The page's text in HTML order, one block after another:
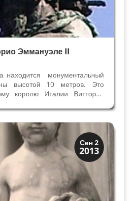
Эммануэле II
находится монументальный
высотой 10 метров. Это
королю Италии Витторио
памятник Королю всегда был
и установлен в числе первых
Сен 2
2013